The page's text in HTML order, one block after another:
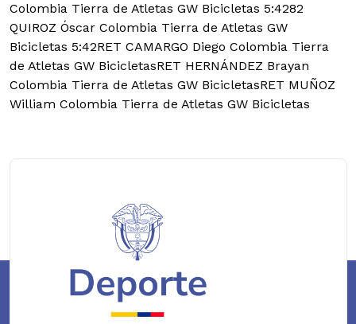
Colombia Tierra de Atletas GW Bicicletas 5:4282
QUIROZ Óscar Colombia Tierra de Atletas GW
Bicicletas 5:42RET CAMARGO Diego Colombia Tierra
de Atletas GW BicicletasRET HERNÁNDEZ Brayan
Colombia Tierra de Atletas GW BicicletasRET MUÑOZ
William Colombia Tierra de Atletas GW Bicicletas